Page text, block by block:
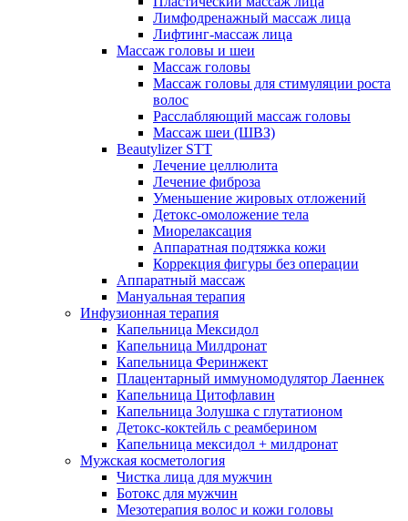
Лимфодренажный массаж лица
Лифтинг-массаж лица
Массаж головы и шеи
Массаж головы
Массаж головы для стимуляции роста
волос
Расслабляющий массаж головы
Массаж шеи (ШВЗ)
Beautylizer STT
Лечение целлюлита
Лечение фиброза
Уменьшение жировых отложений
Детокс-омоложение тела
Миорелаксация
Аппаратная подтяжка кожи
Коррекция фигуры без операции
Аппаратный массаж
Мануальная терапия
Инфузионная терапия
Капельница Мексидол
Капельница Милдронат
Капельница Феринжект
Плацентарный иммуномодулятор Лаеннек
Капельница Цитофлавин
Капельница Золушка с глутатионом
Детокс-коктейль с реамберином
Капельница мексидол + милдронат
Мужская косметология
Чистка лица для мужчин
Ботокс для мужчин
Мезотерапия волос и кожи головы